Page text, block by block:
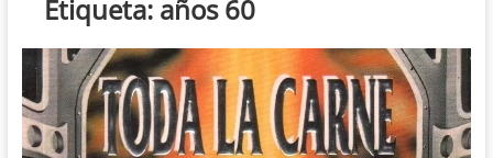
Etiqueta: años 60